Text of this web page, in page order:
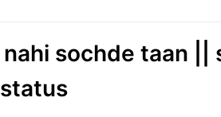
nahi sochde taan